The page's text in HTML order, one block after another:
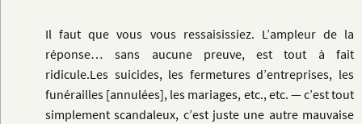
Il faut que vous vous ressaisissiez. L’ampleur de la
réponse… sans aucune preuve, est tout à fait
ridicule.Les suicides, les fermetures d’entreprises, les
funérailles [annulées], les mariages, etc., etc. — c’est tout
simplement scandaleux, c’est juste une autre mauvaise